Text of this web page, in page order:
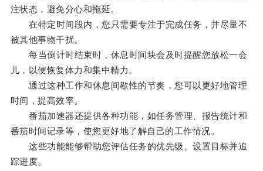
注状态，避免分心和拖延。
在特定时间段内，您只需要专注于完成任务，并尽量不
被其他事物干扰。
每当倒计时结束时，休息时间块会及时提醒您放松一会
儿，以便恢复体力和集中精力。
通过这种工作和休息间歇性的节奏，您可以更好地管理
时间，提高效率。
番茄加速器还提供各种功能，如任务管理、报告统计和
番茄时间记录等，使您更好地了解自己的工作情况。
这些功能能够帮助您评估任务的优先级、设置目标并追
踪进度。